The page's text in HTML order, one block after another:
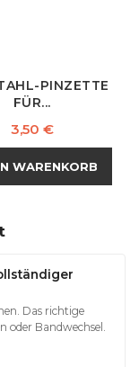
PINZETTE
FÜR...
Preis
3,50 €
WARENKORB
Das richtige
oder Bandwechsel.